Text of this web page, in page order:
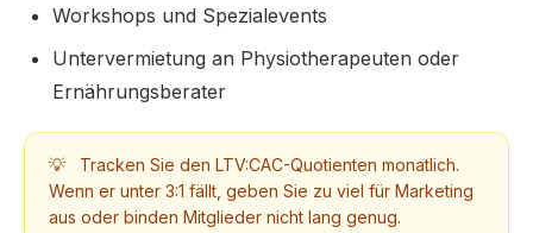
Workshops und Spezialevents
Untervermietung an Physiotherapeuten oder
Ernährungsberater
💡
Tracken Sie den LTV:CAC-Quotienten monatlich.
Wenn er unter 3:1 fällt, geben Sie zu viel für Marketing
aus oder binden Mitglieder nicht lang genug.